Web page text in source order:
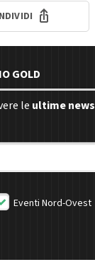
GOLD
le ultime news
Eventi Nord-Ovest